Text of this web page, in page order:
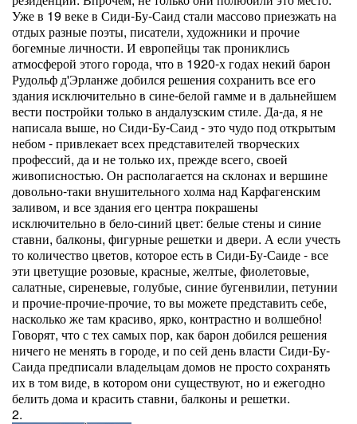
Уже в 19 веке в Сиди-Бу-Саид стали массово приезжать на
отдых разные поэты, писатели, художники и прочие
богемные личности. И европейцы так прониклись
атмосферой этого города, что в 1920-х годах некий барон
Рудольф д'Эрланже добился решения сохранить все его
здания исключительно в сине-белой гамме и в дальнейшем
вести постройки только в андалузским стиле. Да-да, я не
написала выше, но Сиди-Бу-Саид - это чудо под открытым
небом - привлекает всех представителей творческих
профессий, да и не только их, прежде всего, своей
живописностью. Он располагается на склонах и вершине
довольно-таки внушительного холма над Карфагенским
заливом, и все здания его центра покрашены
исключительно в бело-синий цвет: белые стены и синие
ставни, балконы, фигурные решетки и двери. А если учесть
то количество цветов, которое есть в Сиди-Бу-Саиде - все
эти цветущие розовые, красные, желтые, фиолетовые,
салатные, сиреневые, голубые, синие бугенвилии, петунии
и прочие-прочие-прочие, то вы можете представить себе,
насколько же там красиво, ярко, контрастно и волшебно!
Говорят, что с тех самых пор, как барон добился решения
ничего не менять в городе, и по сей день власти Сиди-Бу-
Саида предписали владельцам домов не просто сохранять
их в том виде, в котором они существуют, но и ежегодно
белить дома и красить ставни, балконы и решетки.
2.